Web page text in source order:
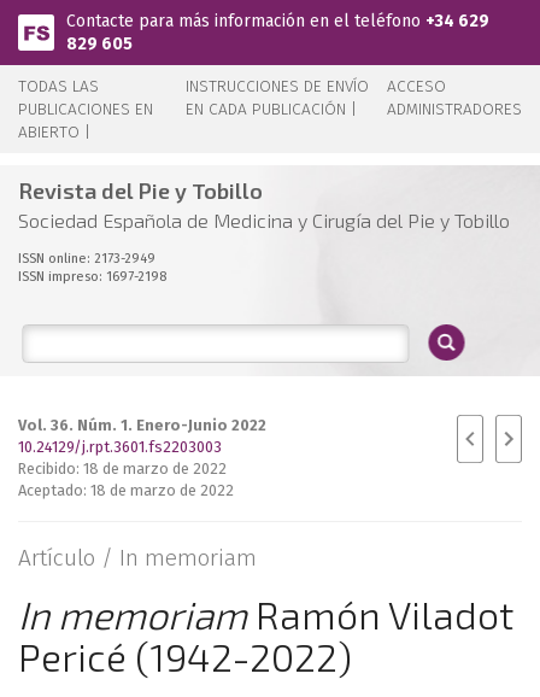
Pasar al contenido principal
Contacte para más información en el teléfono +34 629
829 605
TODAS LAS
PUBLICACIONES EN
ABIERTO |
INSTRUCCIONES DE ENVÍO
EN CADA PUBLICACIÓN |
ACCESO
ADMINISTRADORES
Revista del Pie y Tobillo
Sociedad Española de Medicina y Cirugía del Pie y Tobillo
ISSN online: 2173-2949
ISSN impreso: 1697-2198
Vol. 36. Núm. 1. Enero-Junio 2022
10.24129/j.rpt.3601.fs2203003
Recibido: 18 de marzo de 2022
Aceptado: 18 de marzo de 2022
Artículo / In memoriam
In memoriamRamón Viladot
Pericé (1942-2022)